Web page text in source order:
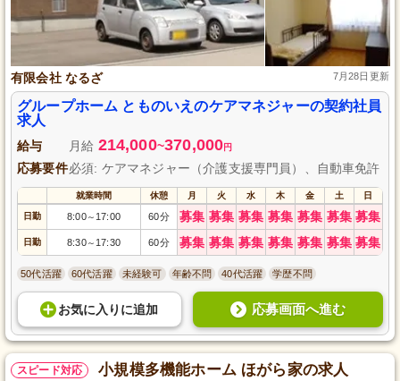
有限会社 なるざ 7月28日更新
グループホーム とものいえのケアマネジャーの契約社員
求人
給与 月給 214,000~370,000円
応募要件必須: ケアマネジャー（介護支援専門員）、自動車免許
就業時間 休憩 月 火 水 木 金 土 日
日勤 8:00～ 17:00 60分 募集 募集 募集 募集 募集 募集 募集
日勤 8:30～ 17:30 60分 募集 募集 募集 募集 募集 募集 募集
50代活躍 60代活躍 未経験可 年齢不問 40代活躍 学歴不問
お気に入り に追加 応募画面へ進む
スピード対応 小規模多機能ホーム ほがら家の求人